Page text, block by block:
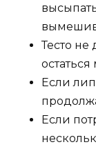
Тесто
Если
Если